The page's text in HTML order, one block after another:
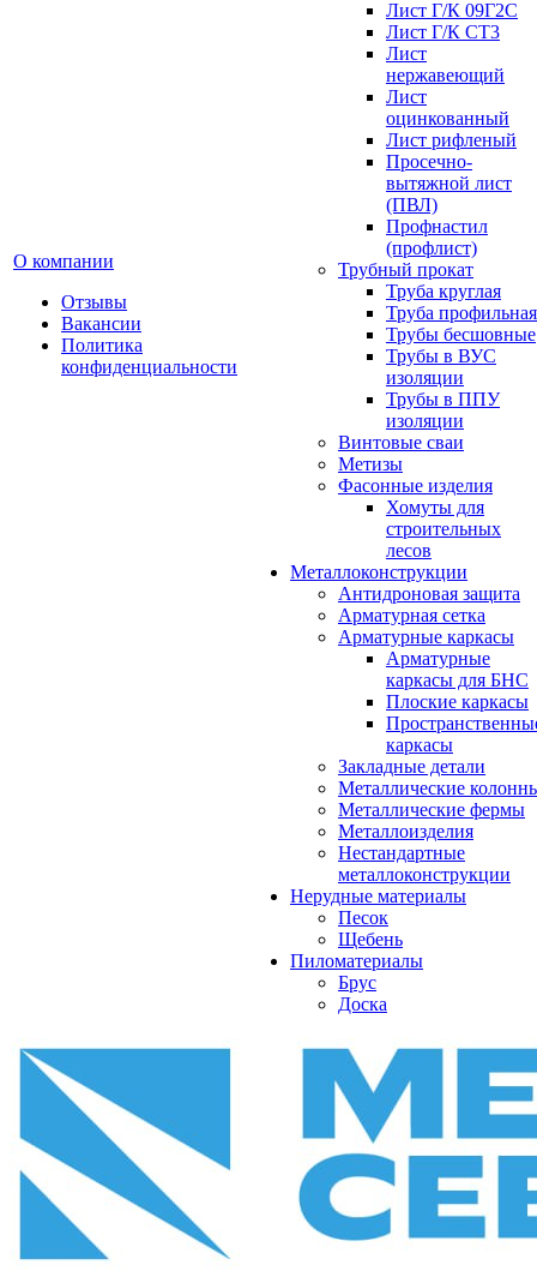
О компании
Отзывы
Вакансии
Политика
конфиденциальности
Лист Г/К 09Г2С
Лист Г/К СТ3
Лист
нержавеющий
Лист
оцинкованный
Лист рифленый
Просечно-
вытяжной лист
(ПВЛ)
Профнастил
(профлист)
Трубный прокат
Труба круглая
Труба профильная
Трубы бесшовные
Трубы в ВУС
изоляции
Трубы в ППУ
изоляции
Винтовые сваи
Метизы
Фасонные изделия
Хомуты для
строительных
лесов
Металлоконструкции
Антидроновая защита
Арматурная сетка
Арматурные каркасы
Арматурные
каркасы для БНС
Плоские каркасы
каркасы
Закладные детали
Металлические
Металлические фермы
Металлоизделия
Нестандартные
металлоконструкции
Нерудные материалы
Песок
Щебень
Пиломатериалы
Брус
Доска